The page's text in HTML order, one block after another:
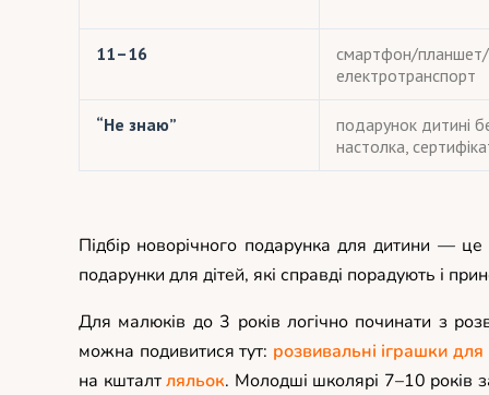
11–16
смартфон/планшет/
електротранспорт
“Не знаю”
подарунок дитині
настолка,
Підбір новорічного подарунка для дитини —
подарунки для дітей, які справді порадують і
Для малюків до 3 років логічно починати з
можна подивитися тут: розвивальні іграшки
на кшталтляльок. Молодші школярі 7–10 років